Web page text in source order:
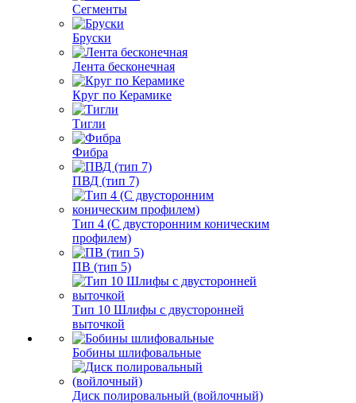
Сегменты
Бруски
Лента бесконечная
Круг по Керамике
Тигли
Фибра
ПВД (тип 7)
Тип 4 (С двусторонним коническим
профилем)
ПВ (тип 5)
Тип 10 Шлифы с двусторонней
выточкой
Бобины шлифовальные
Диск полировальный (войлочный)